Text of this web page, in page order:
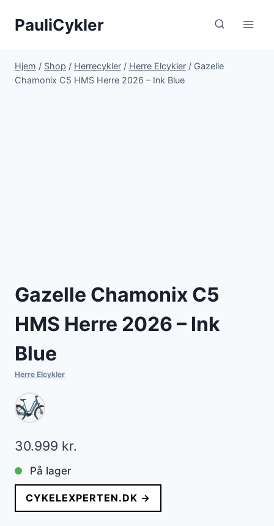
PauliCykler
Hjem / Shop / Herrecykler / Herre Elcykler / Gazelle
Chamonix C5 HMS Herre 2026 – Ink Blue
Gazelle Chamonix C5
HMS Herre 2026 – Ink
Blue
Herre Elcykler
30.999 kr.
På lager
CYKELEXPERTEN.DK →